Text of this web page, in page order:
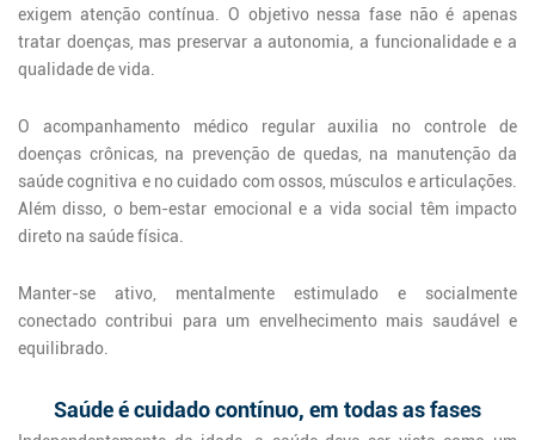
exigem atenção contínua. O objetivo nessa fase não é apenas
tratar doenças, mas preservar a autonomia, a funcionalidade e a
qualidade de vida.
O acompanhamento médico regular auxilia no controle de
doenças crônicas, na prevenção de quedas, na manutenção da
saúde cognitiva e no cuidado com ossos, músculos e articulações.
Além disso, o bem-estar emocional e a vida social têm impacto
direto na saúde física.
Manter-se ativo, mentalmente estimulado e socialmente
conectado contribui para um envelhecimento mais saudável e
equilibrado.
Saúde é cuidado contínuo, em todas as fases